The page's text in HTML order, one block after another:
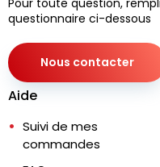
questionnaire ci-dessous
Nous contacter
Aide
Suivi de mes
commandes